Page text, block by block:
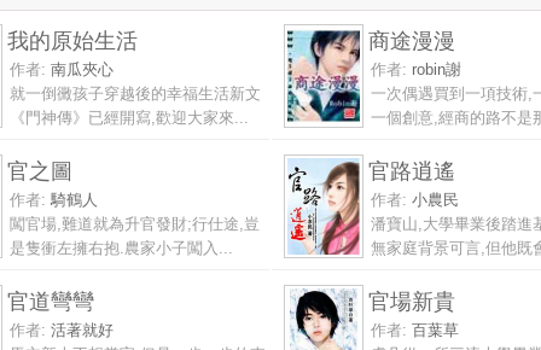
我的原始生活
作者: 南瓜夾心
就一倒黴孩子穿越後的幸福生活新文
《門神傳》已經開寫,歡迎大家來...
商途漫漫
作者: robin謝
一次偶遇買到一項技術,
一個創意,經商的路不是
官之圖
作者: 騎鶴人
闖官場,難道就為升官發財;行仕途,豈
是隻衝左擁右抱.農家小子闖入...
官路逍遙
作者: 小農民
潘寶山,大學畢業後踏進
無家庭背景可言,但他既
官道彎彎
作者: 活著就好
官場新貴
作者: 百葉草